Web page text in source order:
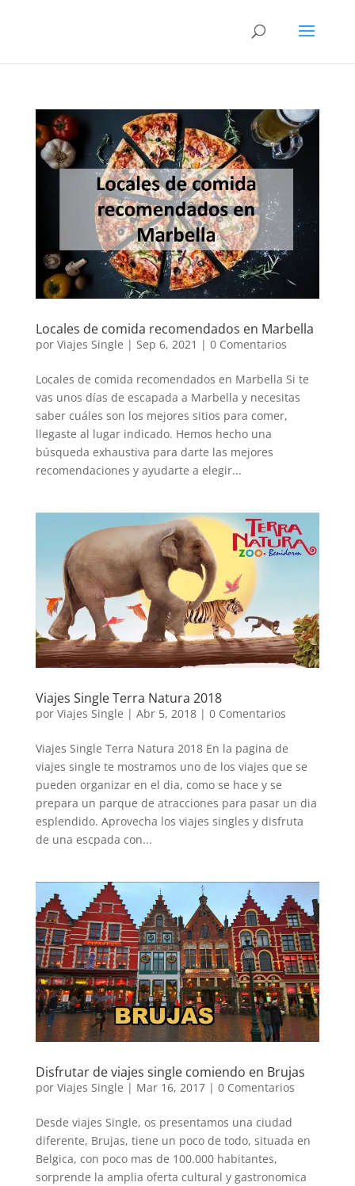
Locales de comida recomendados en Marbella
por Viajes Single | Sep 6, 2021 | 0 Comentarios
Locales de comida recomendados en Marbella Si te
vas unos días de escapada a Marbella y necesitas
saber cuáles son los mejores sitios para comer,
llegaste al lugar indicado. Hemos hecho una
búsqueda exhaustiva para darte las mejores
recomendaciones y ayudarte a elegir...
Viajes Single Terra Natura 2018
por Viajes Single | Abr 5, 2018| 0 Comentarios
Viajes Single Terra Natura 2018 En la pagina de
viajes single te mostramos uno de los viajes que se
pueden organizar en el dia, como se hace y se
prepara un parque de atracciones para pasar un dia
esplendido. Aprovecha los viajes singles y disfruta
de una escpada con...
Disfrutar de viajes single comiendo en Brujas
por Viajes Single | Mar 16, 2017| 0 Comentarios
Desde viajes Single, os presentamos una ciudad
diferente, Brujas, tiene un poco de todo, situada en
Belgica, con poco mas de 100.000 habitantes,
sorprende la amplia oferta cultural y gastronomica